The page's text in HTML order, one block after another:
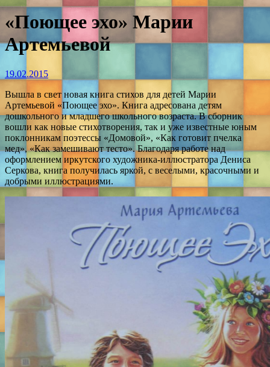
«Поющее эхо» Марии
Артемьевой
19.02.2015
Вышла в свет новая книга стихов для детей Марии
Артемьевой «Поющее эхо». Книга адресована детям
дошкольного и младшего школьного возраста. В сборник
вошли как новые стихотворения, так и уже известные юным
поклонникам поэтессы «Домовой», «Как готовит пчелка
мед», «Как замешивают тесто». Благодаря работе над
оформлением иркутского художника-иллюстратора Дениса
Серкова, книга получилась яркой, с веселыми, красочными и
добрыми иллюстрациями.